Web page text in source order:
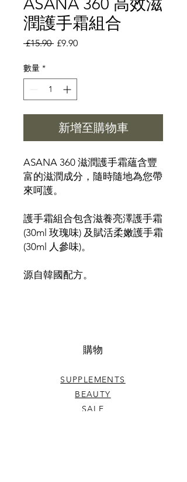
潤護手霜組合
£15.90 一
格
£9.90促
數量 *
新增至購物車
ASANA 360 滋潤護手霜蘊含豐
富的滋潤成分，隨時隨地為您帶
來呵護。
護手霜組合包含滋養亮澤護手霜
(30ml 玫瑰味) 及賦活柔嫩護手霜
(30ml 人參味)。
源自韓國配方。
​購物
SUPPLEMENTS
BEAUTY
SALE